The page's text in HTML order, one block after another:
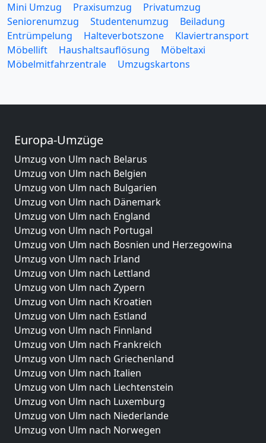
Mini Umzug
Praxisumzug
Privatumzug
Seniorenumzug
Studentenumzug
Beiladung
Entrümpelung
Halteverbotszone
Klaviertransport
Möbellift
Haushaltsauflösung
Möbeltaxi
Möbelmitfahrzentrale
Umzugskartons
Europa-Umzüge
Umzug von Ulm nach Belarus
Umzug von Ulm nach Belgien
Umzug von Ulm nach Bulgarien
Umzug von Ulm nach Dänemark
Umzug von Ulm nach England
Umzug von Ulm nach Portugal
Umzug von Ulm nach Bosnien und Herzegowina
Umzug von Ulm nach Irland
Umzug von Ulm nach Lettland
Umzug von Ulm nach Zypern
Umzug von Ulm nach Kroatien
Umzug von Ulm nach Estland
Umzug von Ulm nach Finnland
Umzug von Ulm nach Frankreich
Umzug von Ulm nach Griechenland
Umzug von Ulm nach Italien
Umzug von Ulm nach Liechtenstein
Umzug von Ulm nach Luxemburg
Umzug von Ulm nach Niederlande
Umzug von Ulm nach Norwegen